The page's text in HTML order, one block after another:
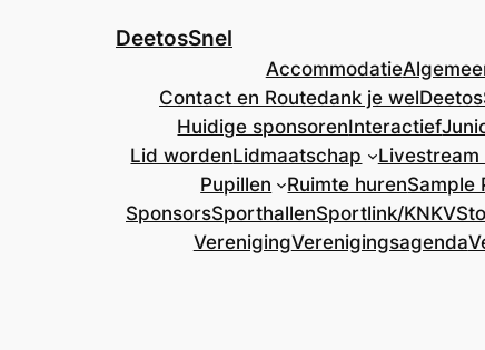
DeetosSnel
Accommodatie
Contact en Routedank je wel
Huidige sponsorenInteractief
Lid wordenLidmaatschap Livestream
Pupillen
Ruimte hurenSample
SponsorsSporthallenSportlink/KNKV
VerenigingVerenigingsagenda